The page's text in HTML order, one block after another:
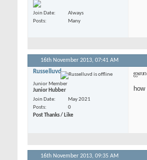
Join Date
Always
Posts
Many
16th November 2013, 07:41 AM
Russelluvd
Junior Member
Junior Hubber
Join Date
May 2021
Posts
0
Post Thanks / Like
16th November 2013, 09:35 AM